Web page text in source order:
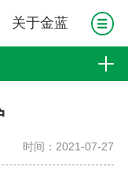
关于金蓝
时间：2021-07-27